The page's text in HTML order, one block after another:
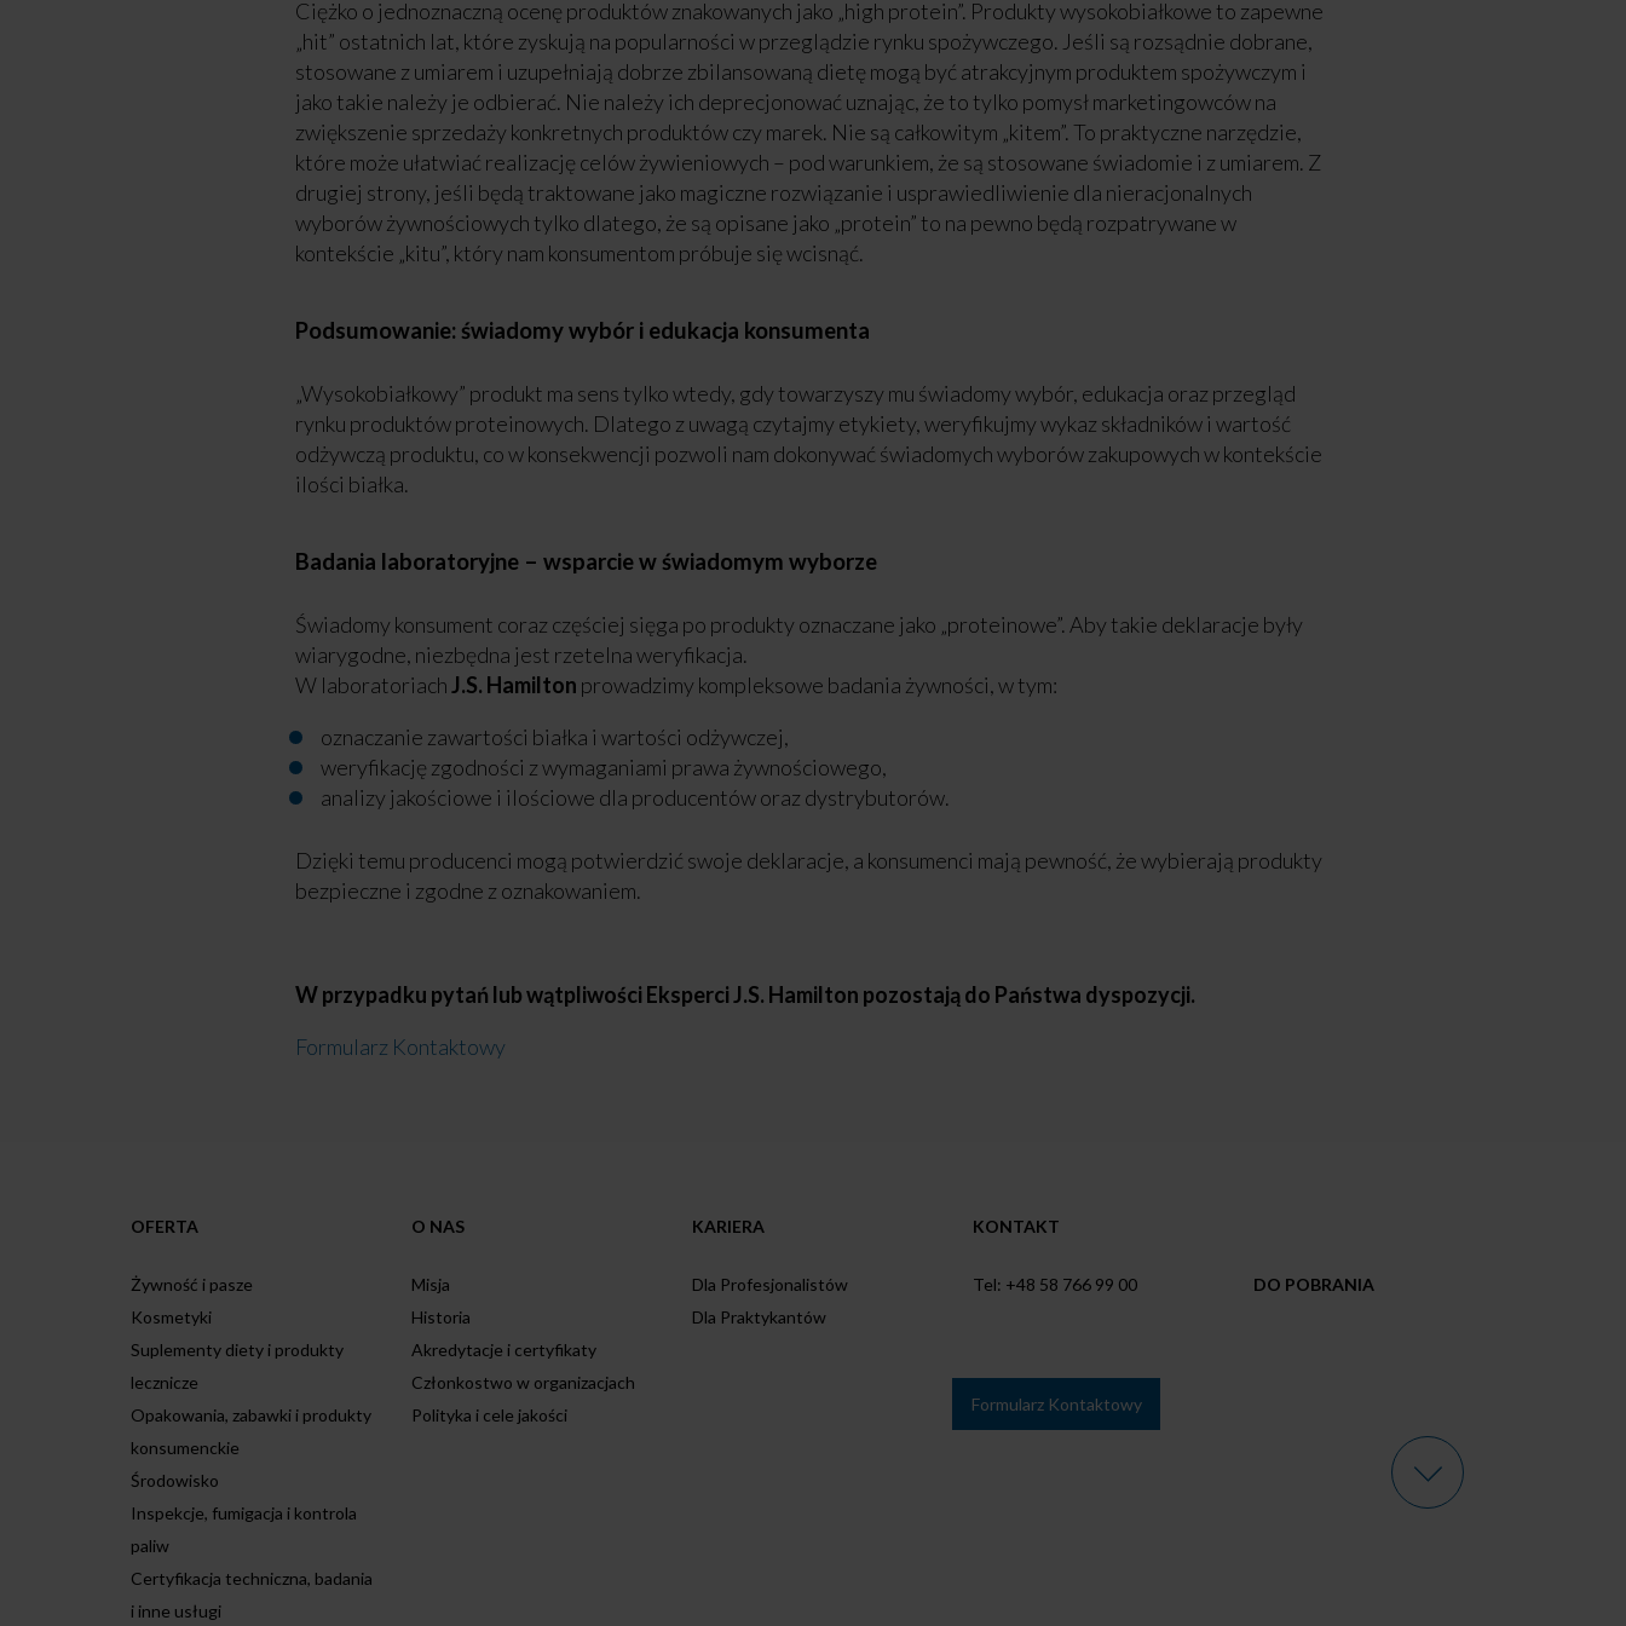
Ciężko o jednoznaczną ocenę produktów znakowanych jako „high protein”. Produkty wysokobiałkowe to zapewne
„hit” ostatnich lat, które zyskują na popularności w przeglądzie rynku spożywczego. Jeśli są rozsądnie dobrane,
stosowane z umiarem i uzupełniają dobrze zbilansowaną dietę mogą być atrakcyjnym produktem spożywczym i
jako takie należy je odbierać. Nie należy ich deprecjonować uznając, że to tylko pomysł marketingowców na
zwiększenie sprzedaży konkretnych produktów czy marek. Nie są całkowitym „kitem”. To praktyczne narzędzie,
które może ułatwiać realizację celów żywieniowych – pod warunkiem, że są stosowane świadomie i z umiarem. Z
drugiej strony, jeśli będą traktowane jako magiczne rozwiązanie i usprawiedliwienie dla nieracjonalnych
wyborów żywnościowych tylko dlatego, że są opisane jako „protein” to na pewno będą rozpatrywane w
kontekście „kitu”, który nam konsumentom próbuje się wcisnąć.
Podsumowanie: świadomy wybór i edukacja konsumenta
„Wysokobiałkowy” produkt ma sens tylko wtedy, gdy towarzyszy mu świadomy wybór, edukacja oraz przegląd
rynku produktów proteinowych. Dlatego z uwagą czytajmy etykiety, weryfikujmy wykaz składników i wartość
odżywczą produktu, co w konsekwencji pozwoli nam dokonywać świadomych wyborów zakupowych w kontekście
ilości białka.
Badania laboratoryjne – wsparcie w świadomym wyborze
Świadomy konsument coraz częściej sięga po produkty oznaczane jako „proteinowe”. Aby takie deklaracje były
wiarygodne, niezbędna jest rzetelna weryfikacja.
W laboratoriachJ.S. Hamilton prowadzimy kompleksowe badania żywności, w tym:
oznaczanie zawartości białka i wartości odżywczej,
weryfikację zgodności z wymaganiami prawa żywnościowego,
analizy jakościowe i ilościowe dla producentów oraz dystrybutorów.
Dzięki temu producenci mogą potwierdzić swoje deklaracje, a konsumenci mają pewność, że wybierają produkty
bezpieczne i zgodne z oznakowaniem.
W przypadku pytań lub wątpliwości Eksperci J.S. Hamilton pozostają do Państwa dyspozycji.
Formularz Kontaktowy
OFERTA
Żywność i pasze
Kosmetyki
Suplementy diety i produkty
lecznicze
Opakowania, zabawki i produkty
konsumenckie
Środowisko
Inspekcje, fumigacja i kontrola
paliw
Certyfikacja techniczna, badania
i inne usługi
O NAS
Misja
Historia
Akredytacje i certyfikaty
Członkostwo w organizacjach
Polityka i cele jakości
KARIERA
Dla Profesjonalistów
Dla Praktykantów
KONTAKT
Tel: +48 58 766 99 00
Formularz Kontaktowy
DO POBRANIA